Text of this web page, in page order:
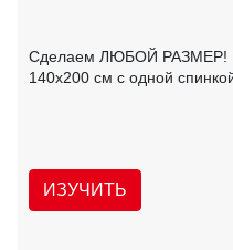
Сделаем ЛЮБОЙ РАЗМЕР!
140х200 см с одной
ИЗУЧИТЬ